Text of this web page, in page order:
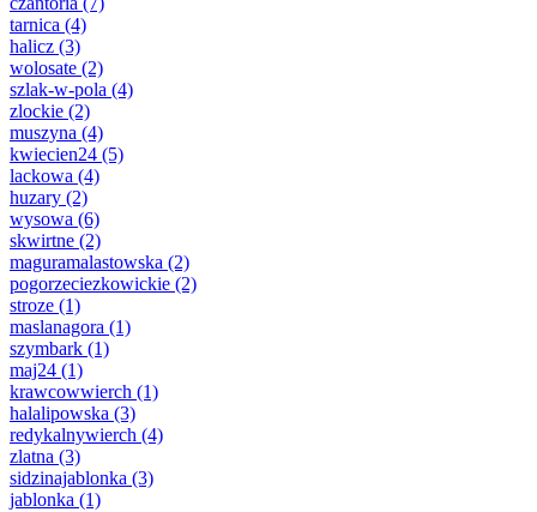
tarnica (4)
halicz (3)
wolosate (2)
szlak-w-pola (4)
zlockie (2)
muszyna (4)
kwiecien24 (5)
lackowa (4)
huzary (2)
wysowa (6)
skwirtne (2)
maguramalastowska (2)
pogorzeciezkowickie (2)
stroze (1)
maslanagora (1)
szymbark (1)
maj24 (1)
krawcowwierch (1)
halalipowska (3)
redykalnywierch (4)
zlatna (3)
sidzinajablonka (3)
jablonka (1)